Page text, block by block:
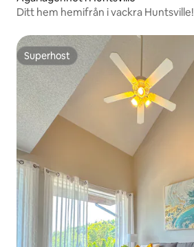
Ditt hem hemifrån i vackra Huntsville!
Superhost
Superhost